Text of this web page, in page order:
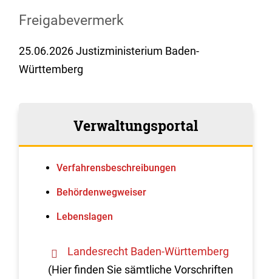
Freigabevermerk
25.06.2026 Justizministerium Baden-
Württemberg
Verwaltungsportal
Verfahrens­beschreibungen
Behördenwegweiser
Lebenslagen
Landesrecht Baden-Württemberg
(Hier finden Sie sämtliche Vorschriften